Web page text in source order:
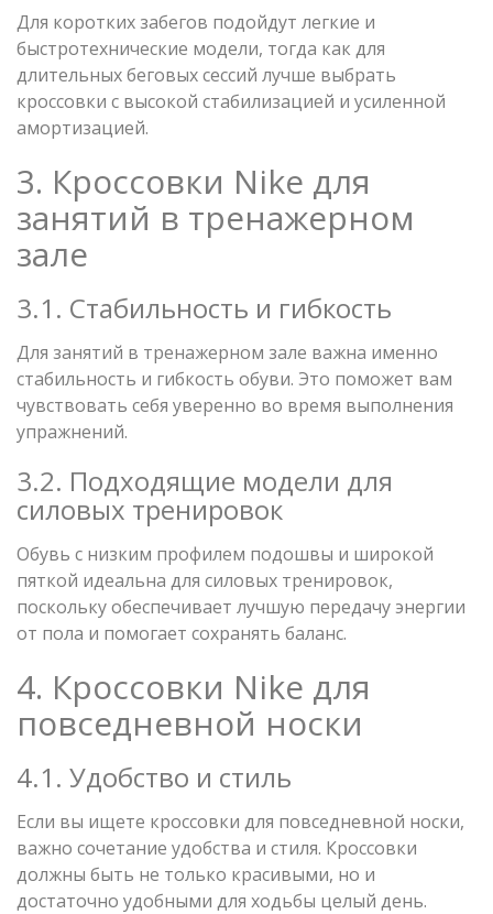
Для коротких забегов подойдут легкие и
быстротехнические модели, тогда как для
длительных беговых сессий лучше выбрать
кроссовки с высокой стабилизацией и усиленной
амортизацией.
3. Кроссовки Nike для
занятий в тренажерном
зале
3.1. Стабильность и гибкость
Для занятий в тренажерном зале важна именно
стабильность и гибкость обуви. Это поможет вам
чувствовать себя уверенно во время выполнения
упражнений.
3.2. Подходящие модели для
силовых тренировок
Обувь с низким профилем подошвы и широкой
пяткой идеальна для силовых тренировок,
поскольку обеспечивает лучшую передачу энергии
от пола и помогает сохранять баланс.
4. Кроссовки Nike для
повседневной носки
4.1. Удобство и стиль
Если вы ищете кроссовки для повседневной носки,
важно сочетание удобства и стиля. Кроссовки
должны быть не только красивыми, но и
достаточно удобными для ходьбы целый день.